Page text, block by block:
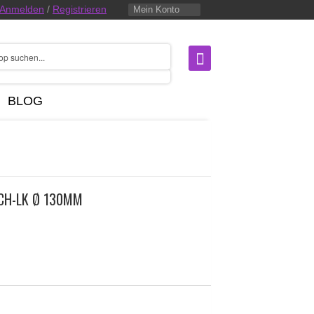
Anmelden / Registrieren Mein Konto
BLOG
LK Ø 130MM